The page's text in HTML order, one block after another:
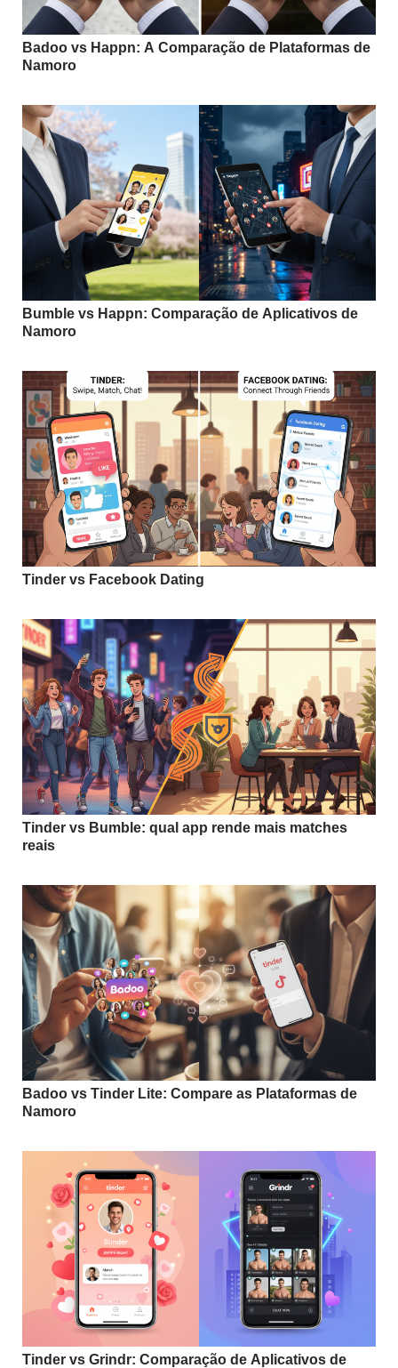
Badoo vs Happn: A Comparação de Plataformas de
Namoro
Bumble vs Happn: Comparação de Aplicativos de
Namoro
Tinder vs Facebook Dating
Tinder vs Bumble: qual app rende mais matches
reais
Badoo vs Tinder Lite: Compare as Plataformas de
Namoro
Tinder vs Grindr: Comparação de Aplicativos de